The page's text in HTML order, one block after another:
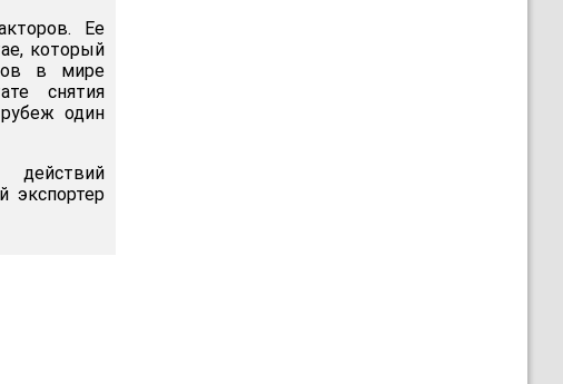
Ее
который
в мире
снятия
один
экспортер